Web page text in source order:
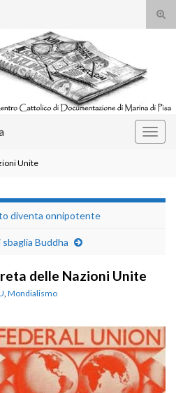
il
Unite
diventa onnipotente
Buddha
delle Nazioni Unite
Mondialismo